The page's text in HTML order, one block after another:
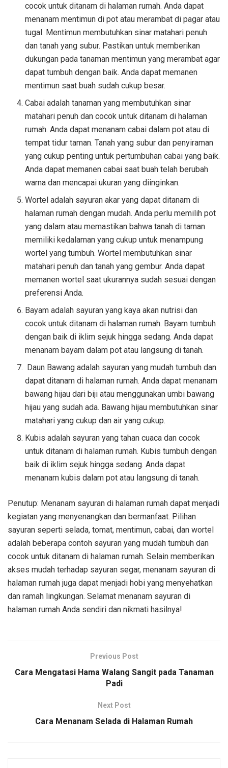
cocok untuk ditanam di halaman rumah. Anda dapat
menanam mentimun di pot atau merambat di pagar atau
tugal. Mentimun membutuhkan sinar matahari penuh
dan tanah yang subur. Pastikan untuk memberikan
dukungan pada tanaman mentimun yang merambat agar
dapat tumbuh dengan baik. Anda dapat memanen
mentimun saat buah sudah cukup besar.
Cabai adalah tanaman yang membutuhkan sinar
matahari penuh dan cocok untuk ditanam di halaman
rumah. Anda dapat menanam cabai dalam pot atau di
tempat tidur taman. Tanah yang subur dan penyiraman
yang cukup penting untuk pertumbuhan cabai yang baik.
Anda dapat memanen cabai saat buah telah berubah
warna dan mencapai ukuran yang diinginkan.
Wortel adalah sayuran akar yang dapat ditanam di
halaman rumah dengan mudah. Anda perlu memilih pot
yang dalam atau memastikan bahwa tanah di taman
memiliki kedalaman yang cukup untuk menampung
wortel yang tumbuh. Wortel membutuhkan sinar
matahari penuh dan tanah yang gembur. Anda dapat
memanen wortel saat ukurannya sudah sesuai dengan
preferensi Anda.
Bayam adalah sayuran yang kaya akan nutrisi dan
cocok untuk ditanam di halaman rumah. Bayam tumbuh
dengan baik di iklim sejuk hingga sedang. Anda dapat
menanam bayam dalam pot atau langsung di tanah.
Daun Bawang adalah sayuran yang mudah tumbuh dan
dapat ditanam di halaman rumah. Anda dapat menanam
bawang hijau dari biji atau menggunakan umbi bawang
hijau yang sudah ada. Bawang hijau membutuhkan sinar
matahari yang cukup dan air yang cukup.
Kubis adalah sayuran yang tahan cuaca dan cocok
untuk ditanam di halaman rumah. Kubis tumbuh dengan
baik di iklim sejuk hingga sedang. Anda dapat
menanam kubis dalam pot atau langsung di tanah.
Penutup: Menanam sayuran di halaman rumah dapat menjadi
kegiatan yang menyenangkan dan bermanfaat. Pilihan
sayuran seperti selada, tomat, mentimun, cabai, dan wortel
adalah beberapa contoh sayuran yang mudah tumbuh dan
cocok untuk ditanam di halaman rumah. Selain memberikan
akses mudah terhadap sayuran segar, menanam sayuran di
halaman rumah juga dapat menjadi hobi yang menyehatkan
dan ramah lingkungan. Selamat menanam sayuran di
halaman rumah Anda sendiri dan nikmati hasilnya!
Previous Post
Cara Mengatasi Hama Walang Sangit pada Tanaman
Padi
Next Post
Cara Menanam Selada di Halaman Rumah